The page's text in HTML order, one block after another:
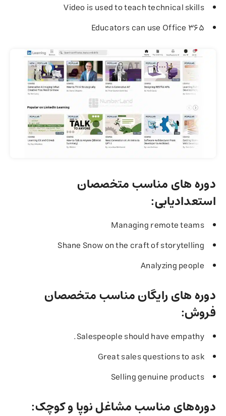
Video is used to teach technical skills
Educators can use Office 365
دوره های مناسب متخصصان
استعدادیابی:
Managing remote teams
Shane Snow on the craft of storytelling
Analyzing people
دوره های رایگان مناسب متخصصان
فروش:
Salespeople should have empathy.
Great sales questions to ask
Selling genuine products
دوره‌های مناسب مشاغل نوپا و کوچک: